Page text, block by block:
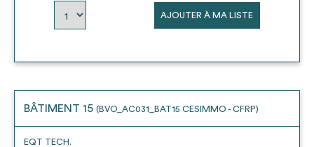
AJOUTER À MA LISTE
BÂTIMENT 15 (BVO_AC031_BAT15 CESIMMO - CFRP)
EQT TECH.